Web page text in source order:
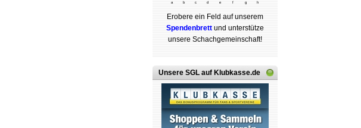
a b c d e f g h
Erobere ein Feld auf unserem
Spenden­brett und unterstütze
unsere Schach­ge­mein­schaft!
Unsere SGL auf Klubkasse.de